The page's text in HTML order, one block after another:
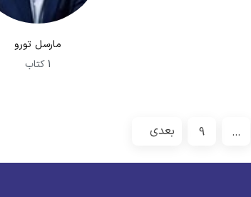
مارسل تورو
1 کتاب
…
9 بعدی